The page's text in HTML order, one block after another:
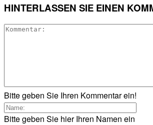
HINTERLASSEN SIE EINEN
Bitte geben Sie Ihren Kommentar ein!
Bitte geben Sie hier Ihren Namen ein